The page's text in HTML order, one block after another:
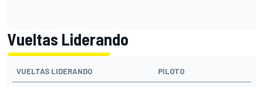
Vueltas Liderando
VUELTAS LIDERANDO PILOTO